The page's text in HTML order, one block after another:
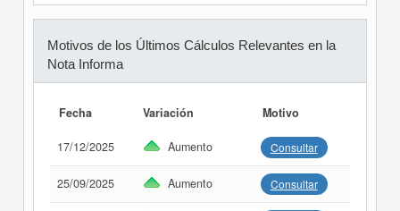
Motivos de los Últimos Cálculos Relevantes en la
Nota Informa
Fecha Variación Motivo
17/12/2025 Aumento Consultar
25/09/2025 Aumento Consultar